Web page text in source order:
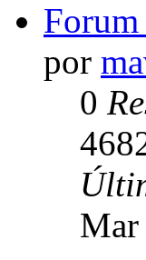
por
0